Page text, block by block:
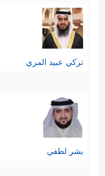
دقائق حكمه
يُقحِمَنا فيه؛
التفاصيل،
قصصٍ طويلةٍ
أوَّل وليس لها
في كتابٍ ولا في
تركي عبيد المري
بشر لطفي